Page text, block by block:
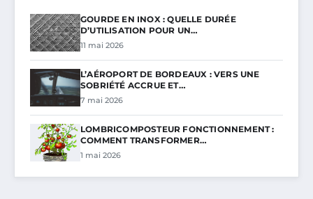
GOURDE EN INOX : QUELLE DURÉE
D’UTILISATION POUR UN…
11 mai 2026
L’AÉROPORT DE BORDEAUX : VERS UNE
SOBRIÉTÉ ACCRUE ET…
7 mai 2026
LOMBRICOMPOSTEUR FONCTIONNEMENT :
COMMENT TRANSFORMER…
1 mai 2026